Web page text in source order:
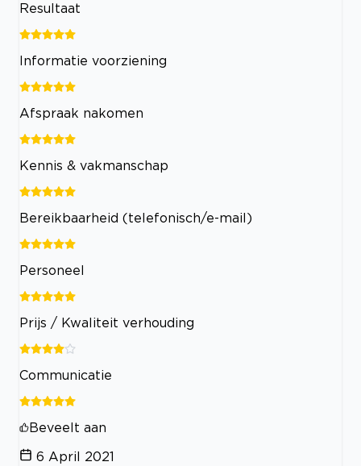
Resultaat
Informatie voorziening
Afspraak nakomen
Kennis & vakmanschap
Bereikbaarheid (telefonisch/e-mail)
Personeel
Prijs / Kwaliteit verhouding
Communicatie
Beveelt aan
6 April 2021